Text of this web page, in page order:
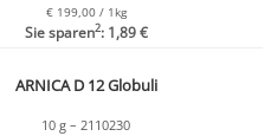
€ 199,00 / 1kg
Sie sparen2: 1,89 €
ARNICA D 12 Globuli
10 g – 2110230